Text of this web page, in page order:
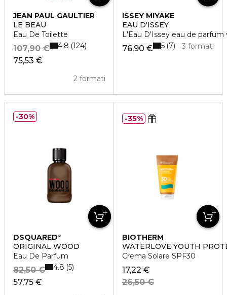
JEAN PAUL GAULTIER
LE BEAU
Eau De Toilette
75,53 €
107,90 €
2 formati
4.8 124
ISSEY MIYAKE
EAU D'ISSEY
L'Eau D'Issey eau de
76,90 € 3 formati
5 7
DSQUARED²
ORIGINAL WOOD
Eau De Parfum
57,75 €
82,50 € 4.8 5
30%
BIOTHERM
WATERLOVE YOUTH
Crema Solare SPF30
17,22 €
26,50 €
35%